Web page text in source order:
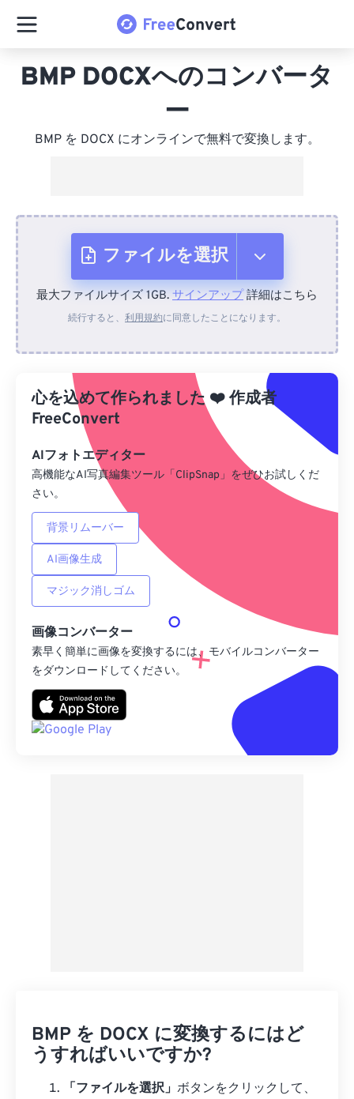
BMP DOCXへのコンバータ
ー
BMP を DOCX にオンラインで無料で変換します。
ファイルを選択
デバイスから
Googleドライブから
OneDriveから
URLから
最大ファイルサイズ 1GB. サインアップ詳細はこちら
続行すると、 利用規約に同意したことになります。
心を込めて作られました ❤️作成者
FreeConvert
AIフォトエディター
高機能なAI写真編集ツール「ClipSnap」をぜひお試しくだ
さい。
背景リムーバー
AI画像生成
マジック消しゴム
画像コンバーター
素早く簡単に画像を変換するには、モバイルコンバーター
をダウンロードしてください。
BMP を DOCX に変換するにはど
うすればいいですか?
「ファイルを選択」 ボタンをクリックして、